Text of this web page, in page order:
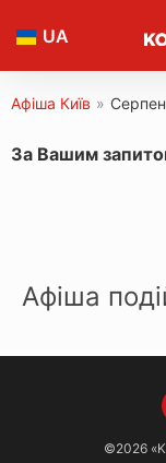
UA
Афіша Київ »
За Вашим
Афіша
©2026